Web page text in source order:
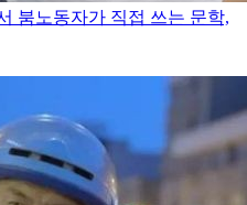
붐노동자가 직접 쓰는 문학,